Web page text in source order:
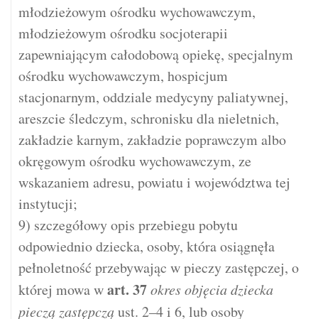
młodzieżowym ośrodku wychowawczym,
młodzieżowym ośrodku socjoterapii
zapewniającym całodobową opiekę, specjalnym
ośrodku wychowawczym, hospicjum
stacjonarnym, oddziale medycyny paliatywnej,
areszcie śledczym, schronisku dla nieletnich,
zakładzie karnym, zakładzie poprawczym albo
okręgowym ośrodku wychowawczym, ze
wskazaniem adresu, powiatu i województwa tej
instytucji;
9) szczegółowy opis przebiegu pobytu
odpowiednio dziecka, osoby, która osiągnęła
pełnoletność przebywając w pieczy zastępczej, o
której mowa wart. 37okres objęcia dziecka
pieczą zastępcząust. 2–4 i 6, lub osoby